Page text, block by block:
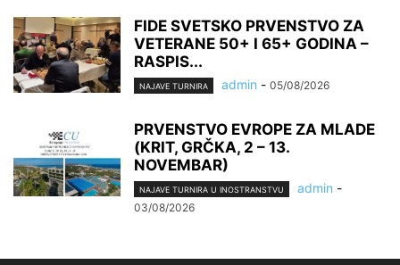
FIDE SVETSKO PRVENSTVO ZA
VETERANE 50+ I 65+ GODINA –
RASPIS...
NAJAVE TURNIRA admin - 05/08/2026
PRVENSTVO EVROPE ZA MLADE
(KRIT, GRČKA, 2 – 13.
NOVEMBAR)
NAJAVE TURNIRA U INOSTRANSTVU admin -
03/08/2026